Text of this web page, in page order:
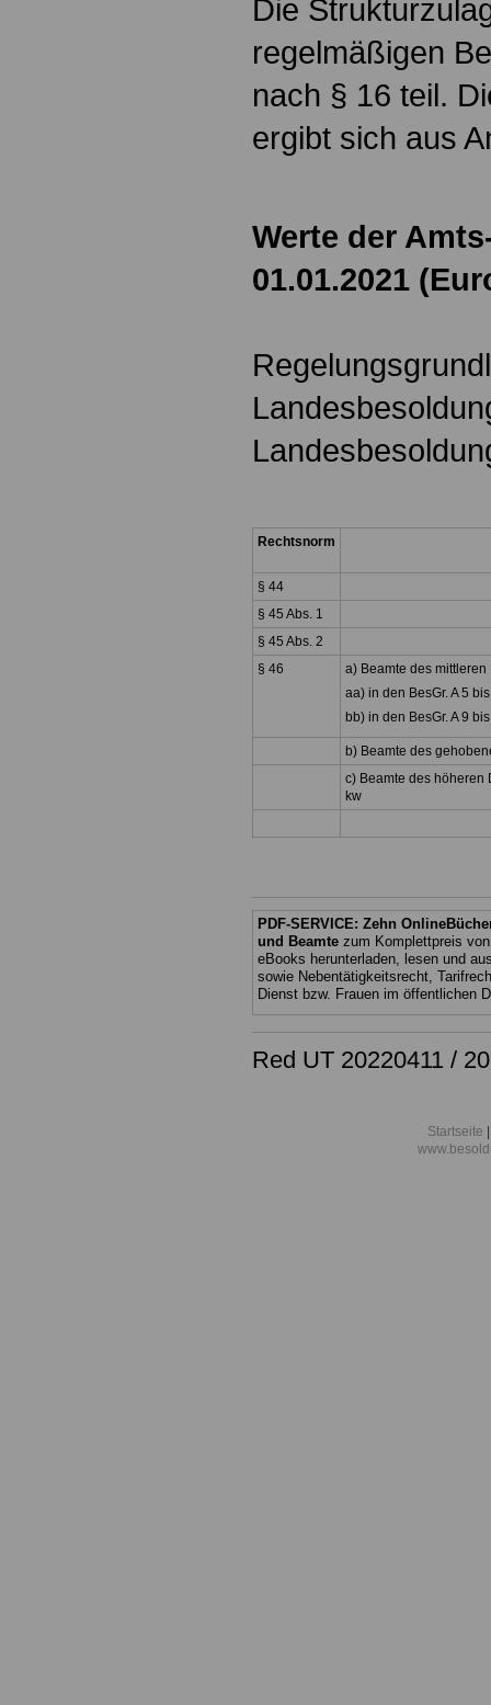
Die
regelmäßigen
nach § 16 teil.
ergibt sich aus
Werte der
01.01.2021
Rechtsnorm
§ 44
§ 45 Abs. 1
§ 45 Abs. 2
§ 46
a) Beamte des mittleren
aa) in den BesGr. A 5 bis
bb) in den BesGr. A 9 bis
b) Beamte des
c) Beamte des höheren
kw
PDF-SERVICE: Zehn
und Beamte zum Komplettpreis von
eBooks herunterladen, lesen und
sowie Nebentätigkeitsrecht,
Dienst bzw. Frauen im öffentlichen
Red UT 20220411 /
Startseite